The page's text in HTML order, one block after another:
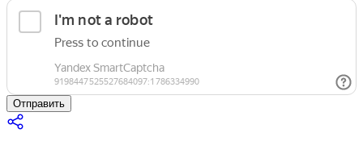
Отправить